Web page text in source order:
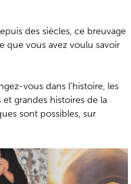
des siècles, ce breuvage
que vous avez voulu savoir
vous dans l’histoire, les
grandes histoires de la
sont possibles, sur